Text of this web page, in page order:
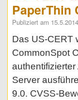
PaperThin
Publiziert am 15.5.2014
Das US-CERT
CommonSpot
Server
9.0. CVSS-